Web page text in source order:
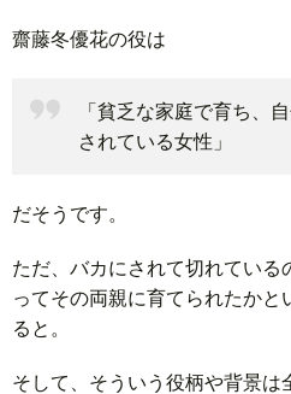
齋藤冬優花の役は
「貧乏な家庭で育ち、
されている女性」
だそうです。
ただ、バカにされて切れている
ってその両親に育てられたかと
ると。
そして、そういう役柄や背景は